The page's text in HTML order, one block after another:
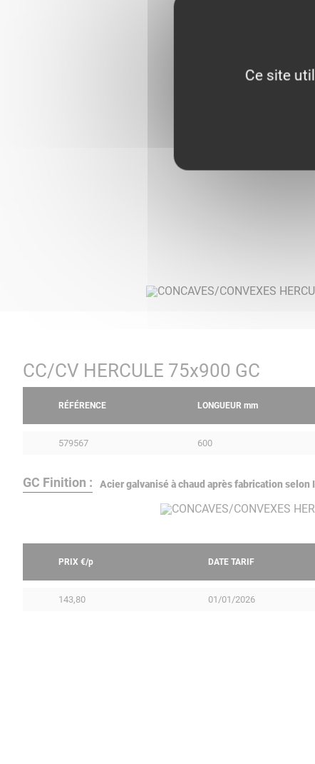
CC/CV HERCULE 75x900 GC
RÉFÉRENCE LONGUEUR mm
579567 600
GC Finition : Acier galvanisé à chaud après fabrication selon
PRIX €/p DATE TARIF
143,80 01/01/2026
Ce site